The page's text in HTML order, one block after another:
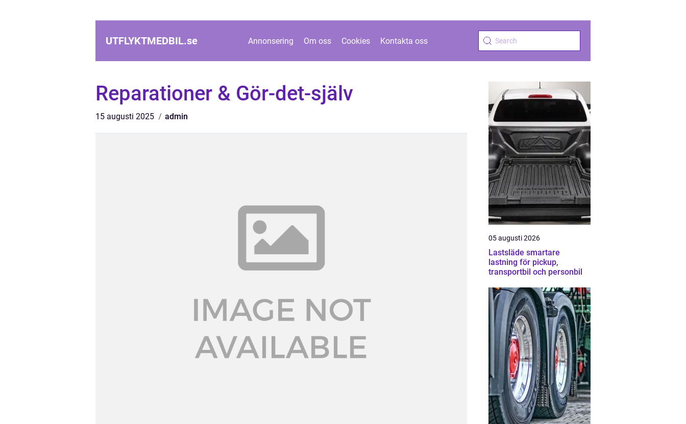
UTFLYKTMEDBIL.se Annonsering Om oss Cookies Kontakta oss
Reparationer & Gör-det-själv
15 augusti 2025 admin
05 augusti 2026
Lastsläde smartare
lastning för pickup,
transportbil och personbil